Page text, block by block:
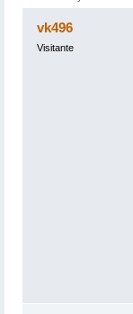
vk496
Visitante